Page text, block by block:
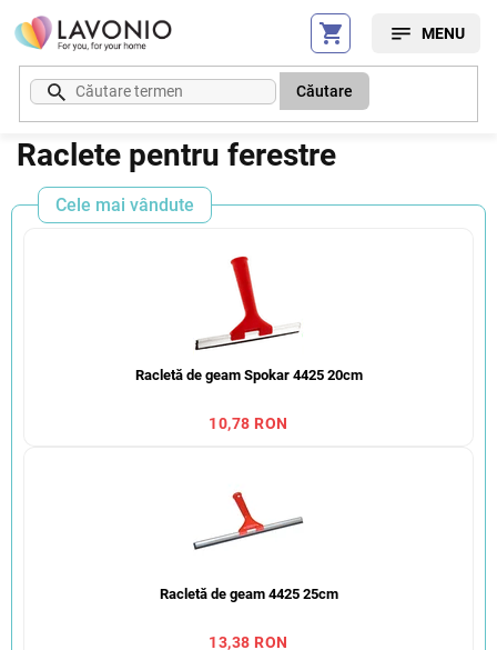
Treci
conținut
Căutare
Raclete pentru ferestre
Cele mai vândute
Racletă de geam Spokar 4425 20cm
10,78 RON
Racletă de geam 4425 25cm
13,38 RON